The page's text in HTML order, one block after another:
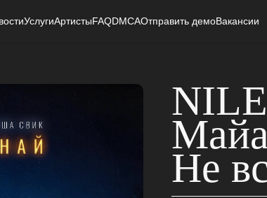
УслугиАртистыFAQDMCAОтправить демоВакансии
Не